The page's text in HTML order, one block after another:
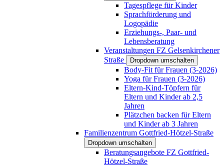
Tagespflege für Kinder
Sprachförderung und
Logopädie
Erziehungs-, Paar- und
Lebensberatung
Veranstaltungen FZ Gelsenkirchener
Straße
Dropdown umschalten
Body-Fit für Frauen (3-2026)
Yoga für Frauen (3-2026)
Eltern-Kind-Töpfern für
Eltern und Kinder ab 2,5
Jahren
Plätzchen backen für Eltern
und Kinder ab 3 Jahren
Familienzentrum Gottfried-Hötzel-Straße
Dropdown umschalten
Beratungsangebote FZ Gottfried-
Hötzel-Straße